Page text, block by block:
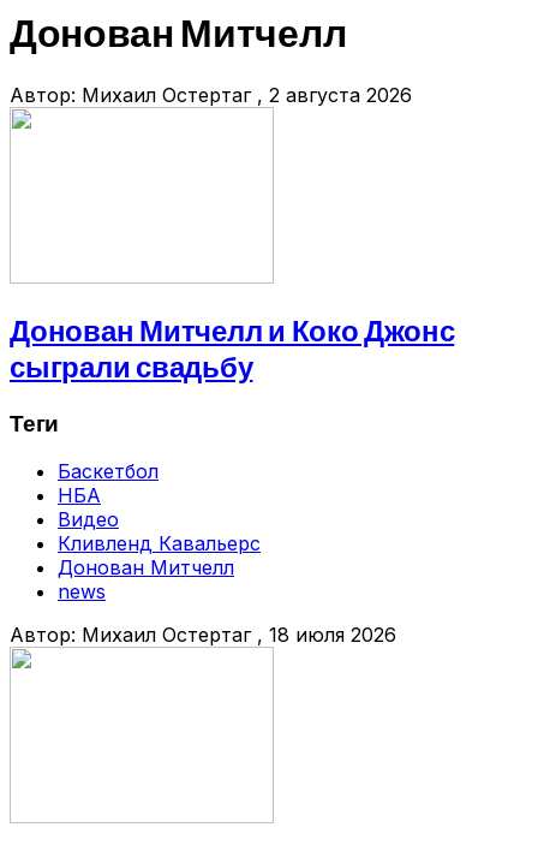
навигации
Донован Митчелл
Автор: Михаил Остертаг , 2 августа 2026
Донован Митчелл и Коко Джонс
сыграли свадьбу
Теги
Баскетбол
НБА
Видео
Кливленд Кавальерс
Донован Митчелл
news
Автор: Михаил Остертаг , 18 июля 2026